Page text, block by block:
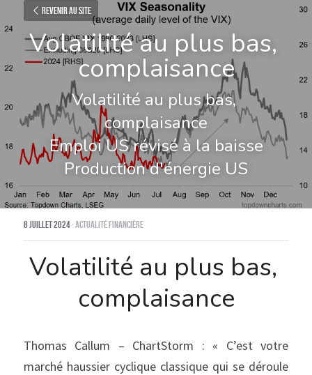
Revenir au site
Volatilité au plus bas,
complaisance
Volatilité au plus bas,
complaisance
Emploi US révisé à la baisse
Production d'énergie US
8 juillet 2024·Actualité financière
Volatilité au plus bas,
complaisance
Thomas Callum – ChartStorm : « C’est votre
marché haussier cyclique classique qui se déroule